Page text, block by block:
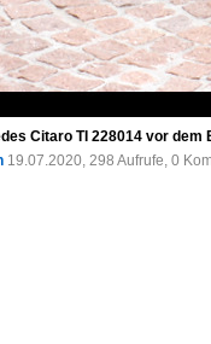
Citaro TI 228014 vor dem
19.07.2020, 298 Aufrufe, 0